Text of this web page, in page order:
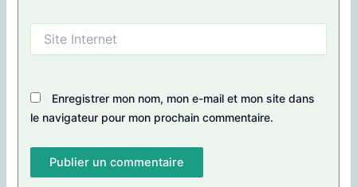
Internet
Enregistrer mon nom, mon e-mail et mon site dans
le navigateur pour mon prochain commentaire.